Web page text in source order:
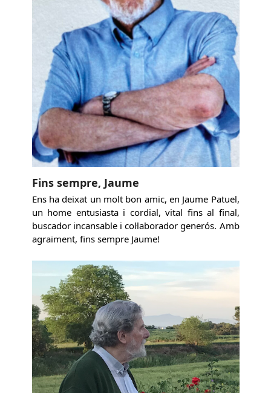
Fins sempre, Jaume
Ens ha deixat un molt bon amic, en Jaume Patuel,
un home entusiasta i cordial, vital fins al final,
buscador incansable i col·laborador generós. Amb
agraïment, fins sempre Jaume!